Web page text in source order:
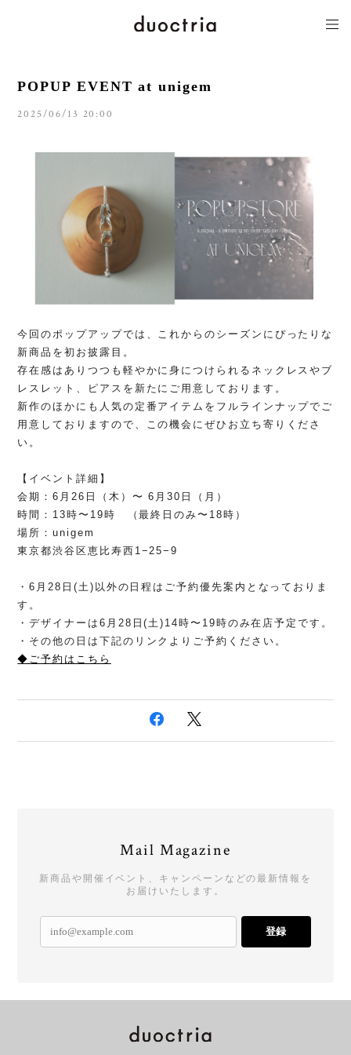
POPUP EVENT at unigem
2025/06/13 20:00
今回のポップアップでは、 これからのシーズンにぴったりな
新商品を初お披露目。
存在感はありつつも軽やかに身につけられるネックレスやブ
レスレ ット、ピアスを新たにご用意しております。
新作のほかにも人気の定番アイテムをフルラインナップでご
用意しておりますので、この機会にぜひお立ち寄りくださ
い。
【イベント詳細】
会期：6月26日（木）〜 6月30日（月）
時間：13時〜19時 （最終日のみ〜18時）
場所：unigem
東京都渋谷区恵比寿西1−25−9
・6月28日(土)以外の日程はご予約優先案内となっておりま
す。
・デザイナーは6月28日(土)14時〜19時のみ在店予定です。
・その他の日は下記のリンクよりご予約ください。
◆ご予約はこちら
Mail Magazine
新商品や開催イベント、キャンペーンなどの最新情報を
お届けいたします。
登録